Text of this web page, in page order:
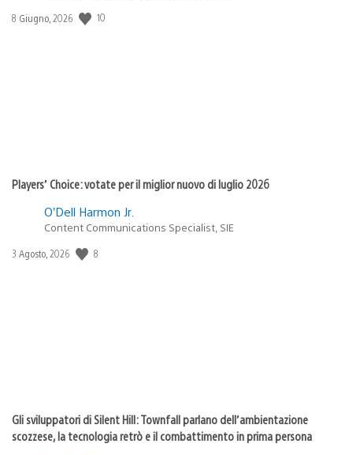
Data
8 Giugno, 2026 10
Players’ Choice: votate per il miglior nuovo di luglio 2026
O’Dell Harmon Jr.
Content Communications Specialist, SIE
Data
3 Agosto, 2026 8
Gli sviluppatori di Silent Hill: Townfall parlano dell’ambientazione
scozzese, la tecnologia retrò e il combattimento in prima persona